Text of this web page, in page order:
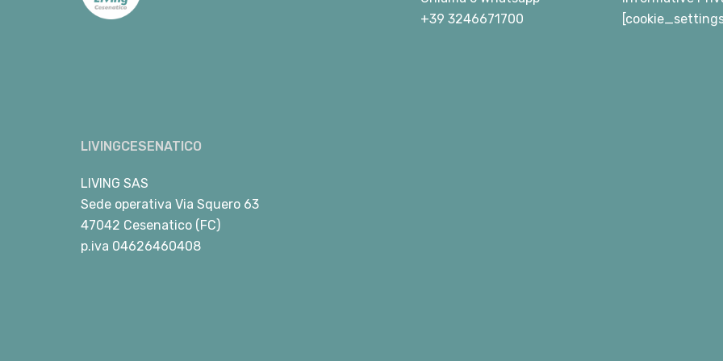
LIVINGCESENATICO
LIVING SAS
Sede operativa Via Squero 63
47042 Cesenatico (FC)
p.iva 04626460408
+39 3246671700